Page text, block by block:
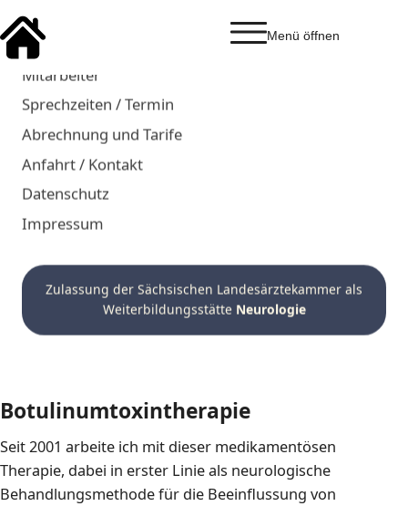
Dipl.-Med. Michael
Weigert
Facharzt für Psychiatrie
und Psychotherapie
Begutachtung
Botulinumtoxintherapie
Mitarbeiter
Sprechzeiten / Termin
Abrechnung und Tarife
Anfahrt / Kontakt
Datenschutz
Impressum
Zulassung der Sächsischen Landesärztekammer als
Weiterbildungsstätte Neurologie
Botulinumtoxintherapie
Seit 2001 arbeite ich mit dieser medikamentösen
Therapie, dabei in erster Linie als neurologische
Behandlungsmethode für die Beeinflussung von